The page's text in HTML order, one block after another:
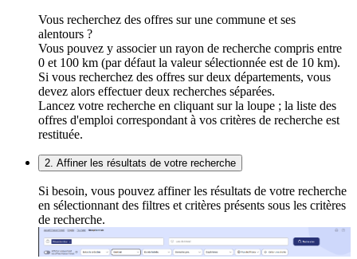
Vous recherchez des offres sur une commune et ses
alentours ?
Vous pouvez y associer un rayon de recherche compris entre
0 et 100 km (par défaut la valeur sélectionnée est de 10 km).
Si vous recherchez des offres sur deux départements, vous
devez alors effectuer deux recherches séparées.
Lancez votre recherche en cliquant sur la loupe ; la liste des
offres d'emploi correspondant à vos critères de recherche est
restituée.
2. Affiner les résultats de votre recherche
Si besoin, vous pouvez affiner les résultats de votre recherche
en sélectionnant des filtres et critères présents sous les critères
de recherche.